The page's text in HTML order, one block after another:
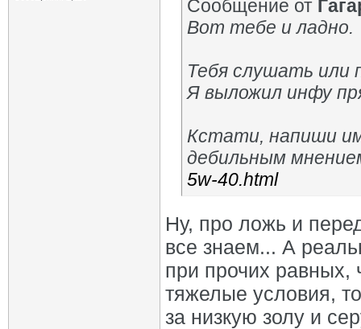
Сообщение от
Вот тебе и ладно.
Тебя слушать или
Я выложил инфу
Кстати, напиши
дебильным
5w-40.html
Ну, про ложь и
все знаем... А
при прочих равных,
тяжелые условия,
за низкую золу и